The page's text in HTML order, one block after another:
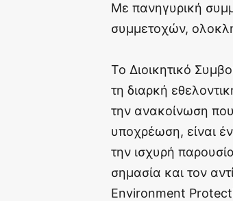
Με πανηγυρική
συμμετοχών,
Το Διοικητικό
τη διαρκή
την ανακοίνωση
υποχρέωση, είναι
την ισχυρή
σημασία και τον
Environment